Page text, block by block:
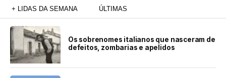
+ LIDAS DA SEMANA ÚLTIMAS
Os sobrenomes italianos que nasceram de
defeitos, zombarias e apelidos